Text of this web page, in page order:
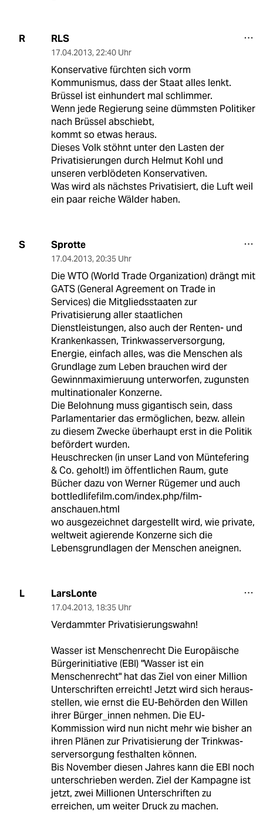
R RLS
17.04.2013, 22:40 Uhr
Konservative fürchten sich vorm
Kommunismus, dass der Staat alles lenkt.
Brüssel ist einhundert mal schlimmer.
Wenn jede Regierung seine dümmsten Politiker
nach Brüssel abschiebt,
kommt so etwas heraus.
Dieses Volk stöhnt unter den Lasten der
Privatisierungen durch Helmut Kohl und
unseren verblödeten Konservativen.
Was wird als nächstes Privatisiert, die Luft weil
ein paar reiche Wälder haben.
S Sprotte
17.04.2013, 20:35 Uhr
Die WTO (World Trade Organization) drängt mit
GATS (General Agreement on Trade in
Services) die Mitgliedsstaaten zur
Privatisierung aller staatlichen
Dienstleistungen, also auch der Renten- und
Krankenkassen, Trinkwasserversorgung,
Energie, einfach alles, was die Menschen als
Grundlage zum Leben brauchen wird der
Gewinnmaximieruung unterworfen, zugunsten
multinationaler Konzerne.
Die Belohnung muss gigantisch sein, dass
Parlamentarier das ermöglichen, bezw. allein
zu diesem Zwecke überhaupt erst in die Politik
befördert wurden.
Heuschrecken (in unser Land von Müntefering
& Co. geholt!) im öffentlichen Raum, gute
Bücher dazu von Werner Rügemer und auch
bottledlifefilm.com/index.php/film-
anschauen.html
wo ausgezeichnet dargestellt wird, wie private,
weltweit agierende Konzerne sich die
Lebensgrundlagen der Menschen aneignen.
L LarsLonte
17.04.2013, 18:35 Uhr
Verdammter Privatisierungswahn!
Wasser ist Menschenrecht Die Europäische
Bürgerinitiative (EBI) "Wasser ist ein
Menschenrecht" hat das Ziel von einer Million
Unterschrif­ten erreicht! Jetzt wird sich heraus­
stellen, wie ernst die EU-Behörden den Willen
ihrer Bürger_innen neh­men. Die EU-
Kommission wird nun nicht mehr wie bisher an
ihren Plä­nen zur Privatisierung der Trinkwas­
serversorgung festhalten können.
Bis November diesen Jahres kann die EBI noch
unterschrieben werden. Ziel der Kampagne ist
jetzt, zwei Millio­nen Unterschriften zu
erreichen, um weiter Druck zu machen.